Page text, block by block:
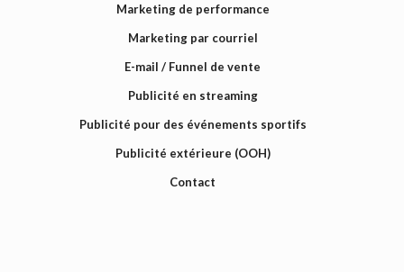
Marketing de performance
Marketing par courriel
E-mail / Funnel de vente
Publicité en streaming
Publicité pour des événements sportifs
Publicité extérieure (OOH)
Contact